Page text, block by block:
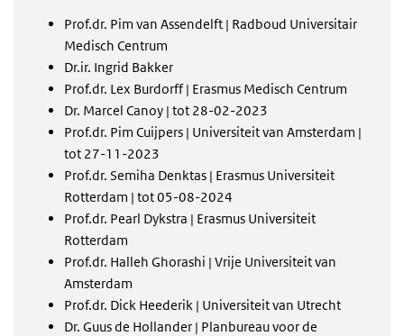
Prof.dr. Pim van Assendelft | Radboud Universitair
Medisch Centrum
Dr.ir. Ingrid Bakker
Prof.dr. Lex Burdorff | Erasmus Medisch Centrum
Dr. Marcel Canoy | tot 28-02-2023
Prof.dr. Pim Cuijpers | Universiteit van Amsterdam |
tot 27-11-2023
Prof.dr. Semiha Denktas | Erasmus Universiteit
Rotterdam | tot 05-08-2024
Prof.dr. Pearl Dykstra | Erasmus Universiteit
Rotterdam
Prof.dr. Halleh Ghorashi | Vrije Universiteit van
Amsterdam
Prof.dr. Dick Heederik | Universiteit van Utrecht
Dr. Guus de Hollander | Planbureau voor de